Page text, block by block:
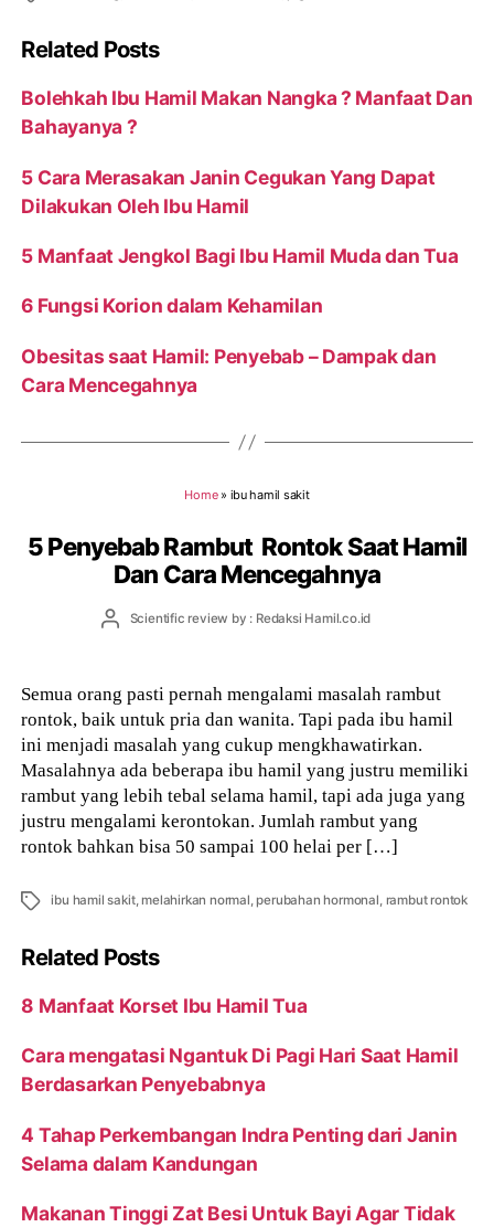
Related Posts
Bolehkah Ibu Hamil Makan Nangka ? Manfaat Dan
Bahayanya ?
5 Cara Merasakan Janin Cegukan Yang Dapat
Dilakukan Oleh Ibu Hamil
5 Manfaat Jengkol Bagi Ibu Hamil Muda dan Tua
6 Fungsi Korion dalam Kehamilan
Obesitas saat Hamil: Penyebab – Dampak dan
Cara Mencegahnya
Home» ibu hamil sakit
5 Penyebab Rambut Rontok Saat Hamil
Dan Cara Mencegahnya
PostScientific review by : Redaksi Hamil.co.id
Semua orang pasti pernah mengalami masalah rambut
rontok, baik untuk pria dan wanita. Tapi pada ibu hamil
ini menjadi masalah yang cukup mengkhawatirkan.
Masalahnya ada beberapa ibu hamil yang justru memiliki
rambut yang lebih tebal selama hamil, tapi ada juga yang
justru mengalami kerontokan. Jumlah rambut yang
rontok bahkan bisa 50 sampai 100 helai per […]
Tags ibu hamil sakit,melahirkan normal,perubahan hormonal, rambut rontok
Related Posts
8 Manfaat Korset Ibu Hamil Tua
Cara mengatasi Ngantuk Di Pagi Hari Saat Hamil
Berdasarkan Penyebabnya
4 Tahap Perkembangan Indra Penting dari Janin
Selama dalam Kandungan
Makanan Tinggi Zat Besi Untuk Bayi Agar Tidak